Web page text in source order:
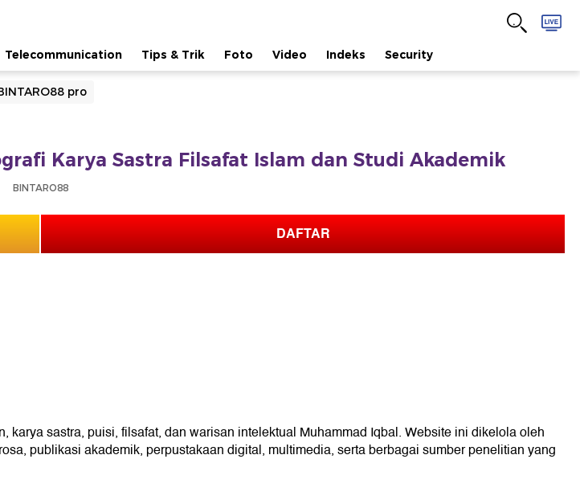
Telecommunication Tips & Trik Foto Video Indeks Security
pro
Karya Sastra Filsafat Islam dan Studi Akademik
BINTARO88
DAFTAR
sastra, puisi, filsafat, dan warisan intelektual Muhammad Iqbal. Website ini dikelola oleh
publikasi akademik, perpustakaan digital, multimedia, serta berbagai sumber penelitian yang